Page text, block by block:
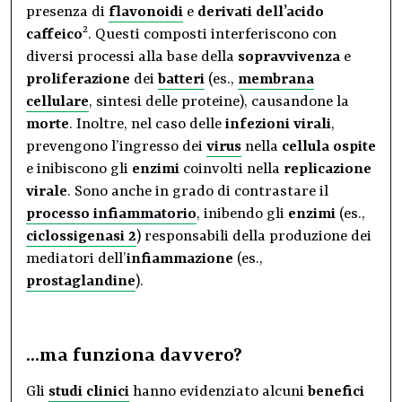
presenza di flavonoidi e derivati dell’acido
caffeico2. Questi composti interferiscono con
diversi processi alla base della sopravvivenza e
proliferazione dei batteri (es., membrana
cellulare, sintesi delle proteine), causandone la
morte. Inoltre, nel caso delle infezioni virali,
prevengono l’ingresso dei virus nella cellula ospite
e inibiscono gli enzimi coinvolti nella replicazione
virale. Sono anche in grado di contrastare il
processo infiammatorio, inibendo gli enzimi (es.,
ciclossigenasi 2) responsabili della produzione dei
mediatori dell’infiammazione (es.,
prostaglandine).
…ma funziona davvero?
Gli studi clinici hanno evidenziato alcuni benefici